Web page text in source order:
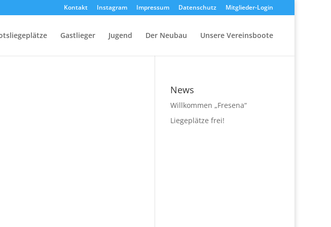
Kontakt Instagram Impressum Datenschutz Mitglieder-Login
Gastlieger Jugend Der Neubau Unsere Vereinsboote
News
Willkommen „Fresena“
Liegeplätze frei!